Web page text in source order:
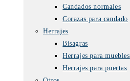
Candados normales
Corazas para candado
Herrajes
Bisagras
Herrajes para muebles
Herrajes para puertas